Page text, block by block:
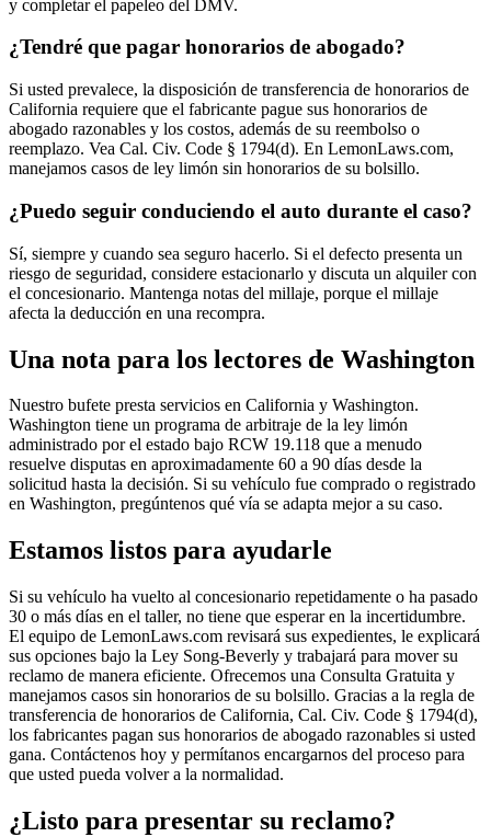
y completar el papeleo del DMV.
¿Tendré que pagar honorarios de abogado?
Si usted prevalece, la disposición de transferencia de honorarios de
California requiere que el fabricante pague sus honorarios de
abogado razonables y los costos, además de su reembolso o
reemplazo. Vea Cal. Civ. Code § 1794(d). En LemonLaws.com,
manejamos casos de ley limón sin honorarios de su bolsillo.
¿Puedo seguir conduciendo el auto durante el caso?
Sí, siempre y cuando sea seguro hacerlo. Si el defecto presenta un
riesgo de seguridad, considere estacionarlo y discuta un alquiler con
el concesionario. Mantenga notas del millaje, porque el millaje
afecta la deducción en una recompra.
Una nota para los lectores de Washington
Nuestro bufete presta servicios en California y Washington.
Washington tiene un programa de arbitraje de la ley limón
administrado por el estado bajo RCW 19.118 que a menudo
resuelve disputas en aproximadamente 60 a 90 días desde la
solicitud hasta la decisión. Si su vehículo fue comprado o registrado
en Washington, pregúntenos qué vía se adapta mejor a su caso.
Estamos listos para ayudarle
Si su vehículo ha vuelto al concesionario repetidamente o ha pasado
30 o más días en el taller, no tiene que esperar en la incertidumbre.
El equipo de LemonLaws.com revisará sus expedientes, le explicará
sus opciones bajo la Ley Song-Beverly y trabajará para mover su
reclamo de manera eficiente. Ofrecemos una Consulta Gratuita y
manejamos casos sin honorarios de su bolsillo. Gracias a la regla de
transferencia de honorarios de California, Cal. Civ. Code § 1794(d),
los fabricantes pagan sus honorarios de abogado razonables si usted
gana. Contáctenos hoy y permítanos encargarnos del proceso para
que usted pueda volver a la normalidad.
¿Listo para presentar su reclamo?